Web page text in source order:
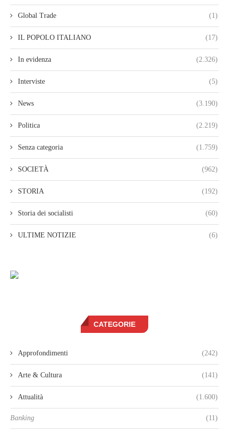
Global Trade (1)
IL POPOLO ITALIANO (17)
In evidenza (2.326)
Interviste (5)
News (3.190)
Politica (2.219)
Senza categoria (1.759)
SOCIETÀ (962)
STORIA (192)
Storia dei socialisti (60)
ULTIME NOTIZIE (6)
CATEGORIE
Approfondimenti (242)
Arte & Cultura (141)
Attualità (1.600)
Banking (11)